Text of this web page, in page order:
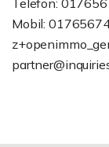
Telefon:
Mobil: